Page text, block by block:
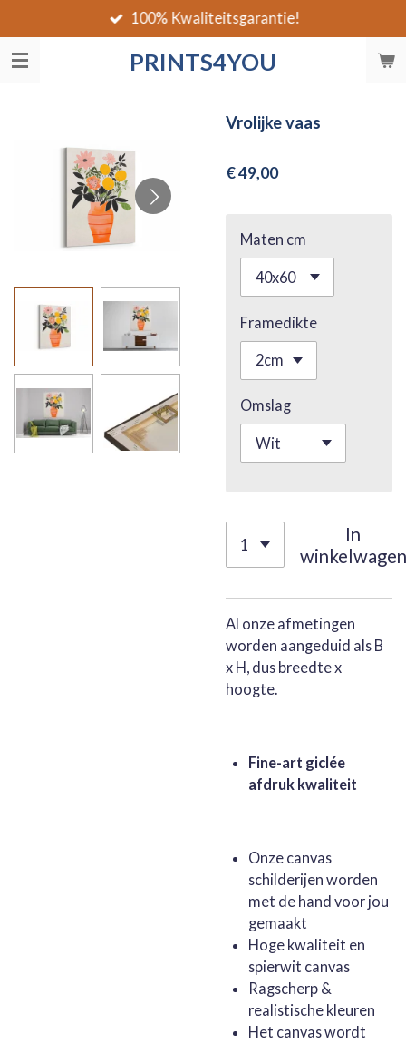
direct
naar
PRINTS4YOU
100% Kwaliteitsgarantie!
Vrolijke vaas
€ 49,00
Maten cm
Framedikte
Omslag
In
winkelwagen
Al onze afmetingen
worden aangeduid als B
x H, dus breedte x
hoogte.
Fine-art giclée
afdruk kwaliteit
Onze canvas
schilderijen worden
met de hand voor jou
gemaakt
Hoge kwaliteit en
spierwit canvas
Ragscherp &
realistische kleuren
Het canvas wordt